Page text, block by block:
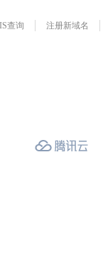
查询 注册新域名